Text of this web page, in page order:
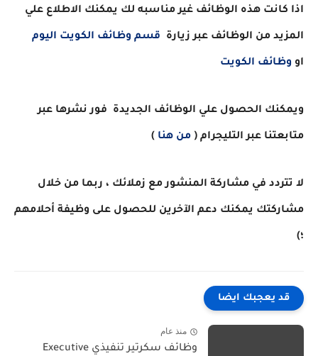
اذا كانت هذه الوظائف غير مناسبه لك يمكنك الاطلاع علي
المزيد من الوظائف عبر زيارة قسم وظائف الكويت اليوم
او وظائف الكويت
ويمكنك الحصول علي الوظائف الجديدة فور نشرها عبر
متابعتنا عبر التليجرام ( من هنا )
لا تتردد في مشاركة المنشور مع زملائك ، ربما من خلال
مشاركتك يمكنك دعم الآخرين للحصول على وظيفة أحلامهم
؛)
قد يعجبك ايضا
منذ عام
وظائف سكرتير تنفيذي Executive